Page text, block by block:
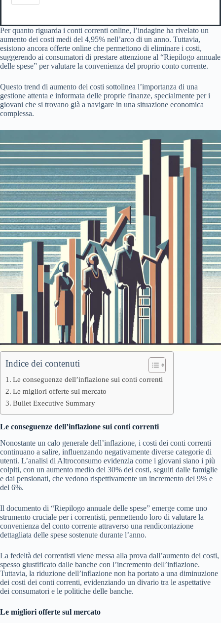
Per quanto riguarda i conti correnti online, l’indagine ha rivelato un
aumento dei costi medi del 4,95% nell’arco di un anno. Tuttavia,
esistono ancora offerte online che permettono di eliminare i costi,
suggerendo ai consumatori di prestare attenzione al “Riepilogo annuale
delle spese” per valutare la convenienza del proprio conto corrente.
Questo trend di aumento dei costi sottolinea l’importanza di una
gestione attenta e informata delle proprie finanze, specialmente per i
giovani che si trovano già a navigare in una situazione economica
complessa.
Indice dei contenuti
Le conseguenze dell’inflazione sui conti correnti
Le migliori offerte sul mercato
Bullet Executive Summary
Le conseguenze dell’inflazione sui conti correnti
Nonostante un calo generale dell’inflazione, i costi dei conti correnti
continuano a salire, influenzando negativamente diverse categorie di
utenti. L’analisi di Altroconsumo evidenzia come i giovani siano i più
colpiti, con un aumento medio del 30% dei costi, seguiti dalle famiglie
e dai pensionati, che vedono rispettivamente un incremento del 9% e
del 6%.
Il documento di “Riepilogo annuale delle spese” emerge come uno
strumento cruciale per i correntisti, permettendo loro di valutare la
convenienza del conto corrente attraverso una rendicontazione
dettagliata delle spese sostenute durante l’anno.
La fedeltà dei correntisti viene messa alla prova dall’aumento dei costi,
spesso giustificato dalle banche con l’incremento dell’inflazione.
Tuttavia, la riduzione dell’inflazione non ha portato a una diminuzione
dei costi dei conti correnti, evidenziando un divario tra le aspettative
dei consumatori e le politiche delle banche.
Le migliori offerte sul mercato